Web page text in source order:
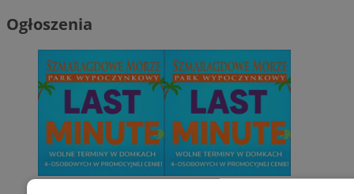
Ogłoszenia